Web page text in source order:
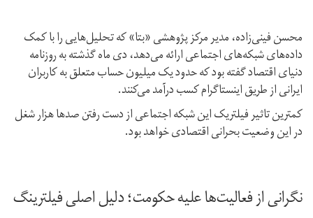
محسن فینی‌زاده، مدیر مرکز پژوهشی «بتا» که تحلیل‌هایی را با کمک
داده‌های شبکه‌های اجتماعی ارائه می‌دهد، دی ماه گذشته به روزنامه
دنیای اقتصاد گفته بود که حدود یک میلیون حساب متعلق به کاربران
ایرانی از طریق اینستاگرام کسب درآمد می‌کنند.
کمترین تاثیر فیلتریک این شبکه اجتماعی از دست رفتن صدها هزار شغل
در این وضعیت بحرانی اقتصادی خواهد بود.
نگرانی از فعالیت‌ها علیه حکومت؛ دلیل اصلی فیلترینگ